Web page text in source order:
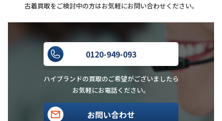
の内容によって多少前後する場合が
ございます。
ミナペルホネン（mina perhonen）
の買取について、詳しく教えていた
だきありがとうございました。
古着買取をご検討中の方はお気軽にお問い合わせください。
0120-949-093
ハイブランドの買取のご希望がございましたら
お気軽にお電話ください。
お問い合わせ